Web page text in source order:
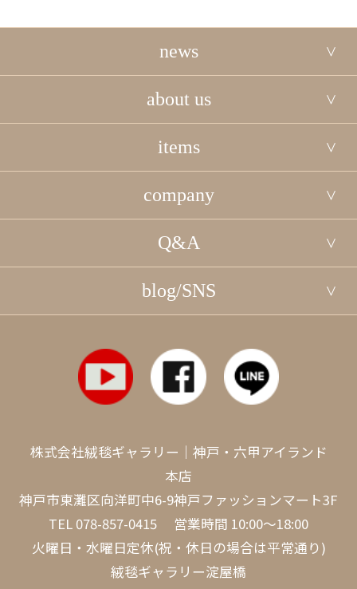
news
about us
items
company
Q&A
blog/SNS
株式会社絨毯ギャラリー｜神戸・六甲アイランド
本店
神戸市東灘区向洋町中6-9神戸ファッションマート3F
TEL 078-857-0415 営業時間 10:00～18:00
火曜日・水曜日定休(祝・休日の場合は平常通り)
絨毯ギャラリー淀屋橋